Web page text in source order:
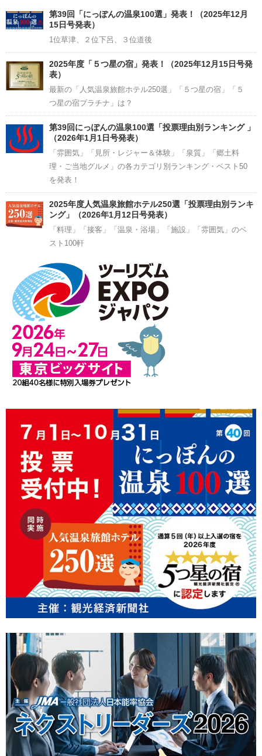
Channel
第39回「にっぽんの温泉100選」発表！（2025年12月
15日号発表）
1位草津、２位下呂、３位道後
2025年度「５つ星の宿」発表！（2025年12月15日号発
表）
最新の「人気温泉旅館ホテル250選」「５つ星の宿」「５
つ星の宿プラチナ」は？
第39回にっぽんの温泉100選「投票理由別ランキング 」
（2026年1月1日号発表）
「雰囲気」「見所・レジャー＆体験」「泉質」「郷土料
理・ご当地グルメ」の各カテゴリ別ランキング・ベスト50
を発表！
2025年度人気温泉旅館ホテル250選「投票理由別ランキ
ング」（2026年1月12日号発表）
「料理」「接客」「温泉・浴場」「施設」「雰囲気」のベ
スト100軒